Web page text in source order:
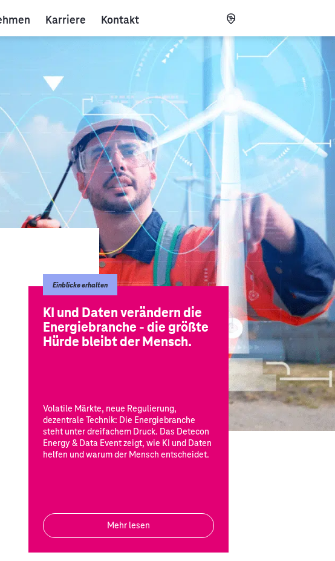
Karriere Kontakt CH
Einblicke erhalten
KI und Daten verändern die
Energiebranche - die größte
Hürde bleibt der Mensch.
Volatile Märkte, neue Regulierung,
dezentrale Technik: Die Energiebranche
steht unter dreifachem Druck. Das Detecon
Energy & Data Event zeigt, wie KI und Daten
helfen und warum der Mensch entscheidet.
Mehr lesen